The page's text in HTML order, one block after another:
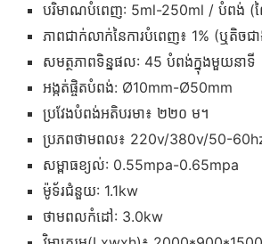
បរិមាណបំពេញ: 5ml-250ml / បំពង់ (ល
ភាពជាក់លាក់នៃការបំពេញ៖ 1% (ឬតិចជ
សមត្ថភាពទិន្នផល: 45 បំពង់ក្នុងមួយនាទី
អង្កត់ផ្ចិតបំពង់: Ø10mm-Ø50mm
ប្រវែងបំពង់អតិបរមា៖ ២២០ ម។
ប្រភពថាមពល៖ 220v/380v/50-
សម្ពាធខ្យល់: 0.55mpa-0.65mpa
ម៉ូទ័រជំនួយ: 1.1kw
ថាមពលកំដៅ: 3.0kw